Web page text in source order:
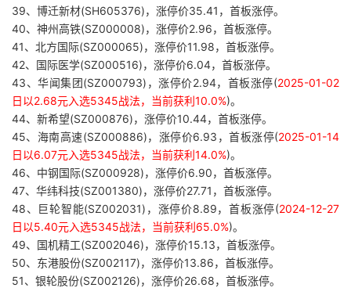
39、博迁新材(SH605376)，涨停价35.41，首板涨停。
40、神州高铁(SZ000008)，涨停价2.96，首板涨停。
41、北方国际(SZ000065)，涨停价11.98，首板涨停。
42、国际医学(SZ000516)，涨停价6.04，首板涨停。
43、华闻集团(SZ000793)，涨停价2.94，首板涨停(2025-01-02
日以2.68元入选5345战法，当前获利10.0%)。
44、新希望(SZ000876)，涨停价10.44，首板涨停。
45、海南高速(SZ000886)，涨停价6.93，首板涨停(2025-01-14
日以6.07元入选5345战法，当前获利14.0%)。
46、中钢国际(SZ000928)，涨停价6.90，首板涨停。
47、华纬科技(SZ001380)，涨停价27.71，首板涨停。
48、巨轮智能(SZ002031)，涨停价8.89，首板涨停(2024-12-27
日以5.40元入选5345战法，当前获利65.0%)。
49、国机精工(SZ002046)，涨停价15.13，首板涨停。
50、东港股份(SZ002117)，涨停价13.86，首板涨停。
51、银轮股份(SZ002126)，涨停价26.68，首板涨停。